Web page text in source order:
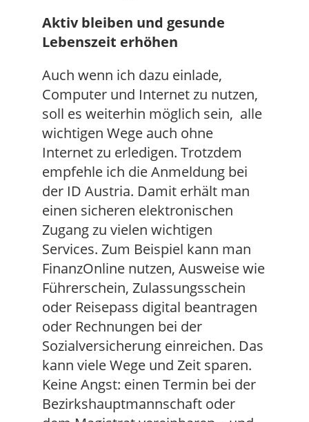
Aktiv bleiben und gesunde
Lebenszeit erhöhen
Auch wenn ich dazu einlade,
Computer und Internet zu nutzen,
soll es weiterhin möglich sein, alle
wichtigen Wege auch ohne
Internet zu erledigen. Trotzdem
empfehle ich die Anmeldung bei
der ID Austria. Damit erhält man
einen sicheren elektronischen
Zugang zu vielen wichtigen
Services. Zum Beispiel kann man
FinanzOnline nutzen, Ausweise wie
Führerschein, Zulassungsschein
oder Reisepass digital beantragen
oder Rechnungen bei der
Sozialversicherung einreichen. Das
kann viele Wege und Zeit sparen.
Keine Angst: einen Termin bei der
Bezirkshauptmannschaft oder